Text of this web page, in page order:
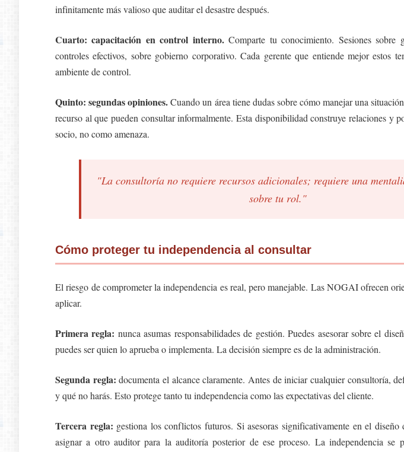
infinitamente más valioso que auditar el desastre después.
Cuarto: capacitación en control interno.Comparte tu conocimiento. Sesiones sobre
controles efectivos, sobre gobierno corporativo. Cada gerente que entiende mejor estos
ambiente de control.
Quinto: segundas opiniones.Cuando un área tiene dudas sobre cómo manejar una
recurso al que pueden consultar informalmente. Esta disponibilidad construye relaciones y
socio, no como amenaza.
"La consultoría no requiere recursos adicionales; requiere una
sobre tu rol."
Cómo proteger tu independencia al consultar
El riesgo de comprometer la independencia es real, pero manejable. Las NOGAI ofrecen
aplicar.
Primera regla: nunca asumas responsabilidades de gestión. Puedes asesorar sobre el
puedes ser quien lo aprueba o implementa. La decisión siempre es de la administración.
Segunda regla: documenta el alcance claramente. Antes de iniciar cualquier consultoría,
y qué no harás. Esto protege tanto tu independencia como las expectativas del cliente.
Tercera regla: gestiona los conflictos futuros. Si asesoras significativamente en el diseño
asignar a otro auditor para la auditoría posterior de ese proceso. La independencia se